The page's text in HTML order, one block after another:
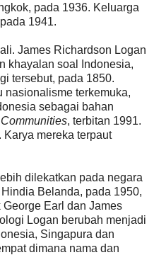
pada 1936. Keluarga
1941.
James Richardson Logan
khayalan soal Indonesia,
tersebut, pada 1850.
nasionalisme terkemuka,
sebagai bahan
, terbitan 1991.
Karya mereka terpaut
dilekatkan pada negara
Belanda, pada 1950,
Earl dan James
Logan berubah menjadi
Singapura dan
dimana nama dan